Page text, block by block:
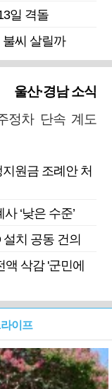
일 격돌
불씨 살릴까
울산·경남 소식
정차 단속 계도
원금 조례안 처
‘낮은 수준’
치 공동 건의
삭감 '군민에
이프